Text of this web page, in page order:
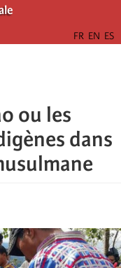
ou les
dans